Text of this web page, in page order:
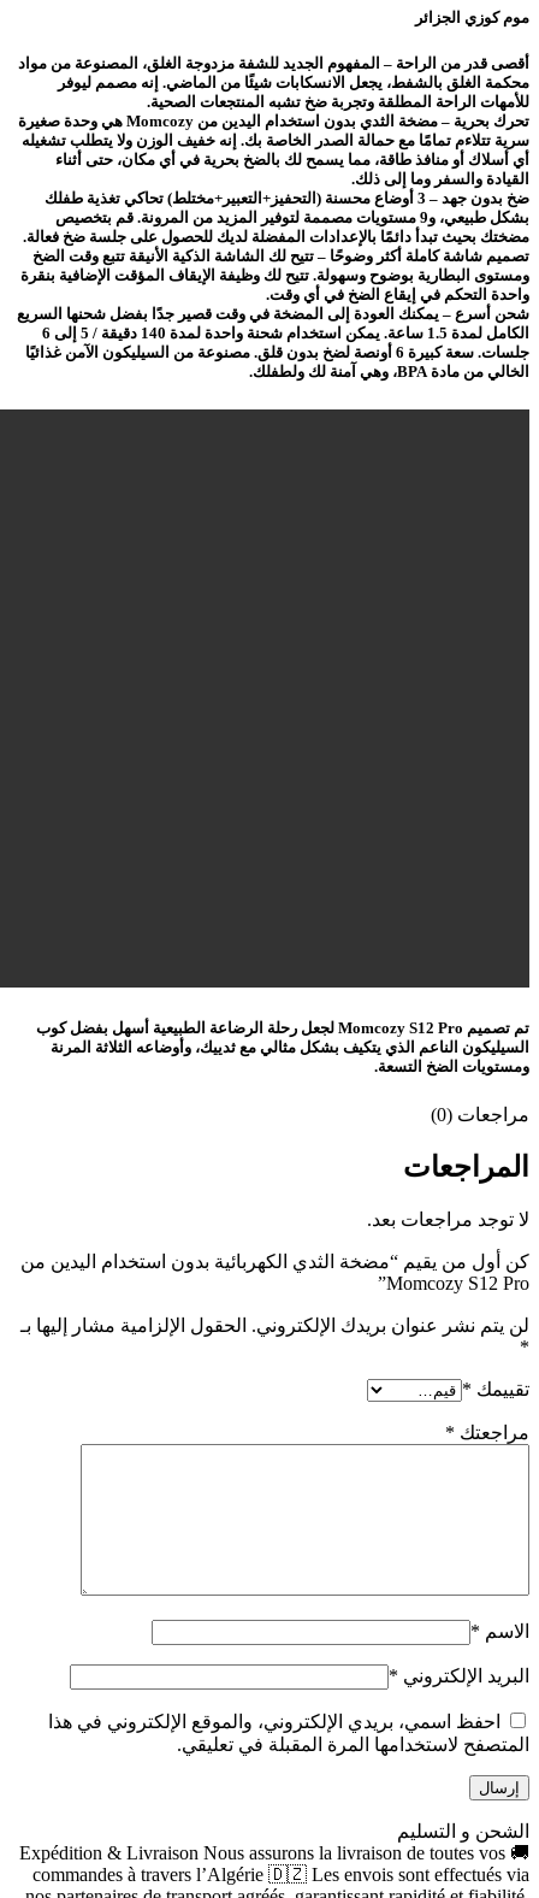
موم كوزي الجزائر
أقصى قدر من الراحة – المفهوم الجديد للشفة مزدوجة الغلق، المصنوعة من مواد
محكمة الغلق بالشفط، يجعل الانسكابات شيئًا من الماضي. إنه مصمم ليوفر
للأمهات الراحة المطلقة وتجربة ضخ تشبه المنتجعات الصحية.
تحرك بحرية – مضخة الثدي بدون استخدام اليدين من Momcozy هي وحدة صغيرة
سرية تتلاءم تمامًا مع حمالة الصدر الخاصة بك. إنه خفيف الوزن ولا يتطلب تشغيله
أي أسلاك أو منافذ طاقة، مما يسمح لك بالضخ بحرية في أي مكان، حتى أثناء
القيادة والسفر وما إلى ذلك.
ضخ بدون جهد – 3 أوضاع محسنة (التحفيز+التعبير+مختلط) تحاكي تغذية طفلك
بشكل طبيعي، و9 مستويات مصممة لتوفير المزيد من المرونة. قم بتخصيص
مضختك بحيث تبدأ دائمًا بالإعدادات المفضلة لديك للحصول على جلسة ضخ فعالة.
تصميم شاشة كاملة أكثر وضوحًا – تتيح لك الشاشة الذكية الأنيقة تتبع وقت الضخ
ومستوى البطارية بوضوح وسهولة. تتيح لك وظيفة الإيقاف المؤقت الإضافية بنقرة
واحدة التحكم في إيقاع الضخ في أي وقت.
شحن أسرع – يمكنك العودة إلى المضخة في وقت قصير جدًا بفضل شحنها السريع
الكامل لمدة 1.5 ساعة. يمكن استخدام شحنة واحدة لمدة 140 دقيقة / 5 إلى 6
جلسات. سعة كبيرة 6 أونصة لضخ بدون قلق. مصنوعة من السيليكون الآمن غذائيًا
الخالي من مادة BPA، وهي آمنة لك ولطفلك.
تم تصميم Momcozy S12 Pro لجعل رحلة الرضاعة الطبيعية أسهل بفضل كوب
السيليكون الناعم الذي يتكيف بشكل مثالي مع ثدييك، وأوضاعه الثلاثة المرنة
ومستويات الضخ التسعة.
مراجعات (0)
المراجعات
لا توجد مراجعات بعد.
كن أول من يقيم “مضخة الثدي الكهربائية بدون استخدام اليدين من
Momcozy S12 Pro”
لن يتم نشر عنوان بريدك الإلكتروني. الحقول الإلزامية مشار إليها بـ
*
تقييمك *
مراجعتك *
الاسم *
البريد الإلكتروني *
احفظ اسمي، بريدي الإلكتروني، والموقع الإلكتروني في هذا
المتصفح لاستخدامها المرة المقبلة في تعليقي.
الشحن و التسليم
🚚 Expédition & Livraison Nous assurons la livraison de toutes vos
commandes à travers l’Algérie 🇩🇿 Les envois sont effectués via